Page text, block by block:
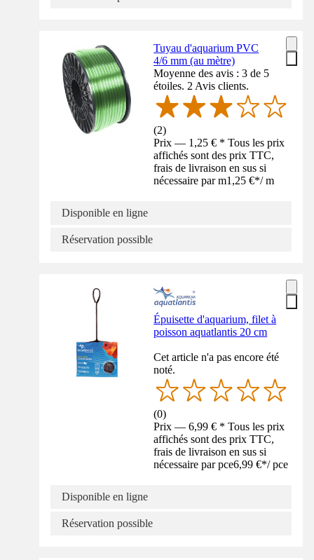
Tuyau d'aquarium PVC
4/6 mm (au mètre)
Moyenne des avis : 3 de 5
étoiles. 2 Avis clients.
(2)
Prix — 1,25 € * Tous les prix
affichés sont des prix TTC,
frais de livraison en sus si
nécessaire par m1,25 €*/ m
Disponible en ligne
Réservation possible
Épuisette d'aquarium, filet à
poisson aquatlantis 20 cm
Cet article n'a pas encore été
noté.
(0)
Prix — 6,99 € * Tous les prix
affichés sont des prix TTC,
frais de livraison en sus si
nécessaire par pce6,99 €*/ pce
Disponible en ligne
Réservation possible